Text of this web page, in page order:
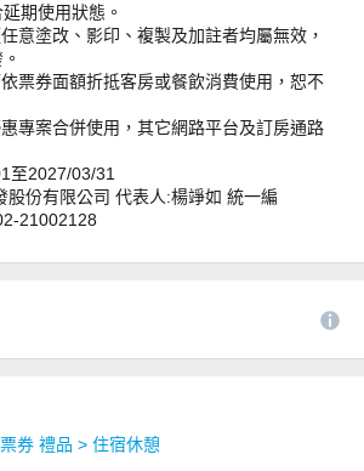
期使用狀態。
意塗改、影印、複製及加註者均屬無效，
票券面額折抵客房或餐飲消費使用，恕不
專案合併使用，其它網路平台及訂房通路
至2027/03/31
股份有限公司 代表人:楊竫如 統一編
21002128
票券 禮品 > 住宿休憩